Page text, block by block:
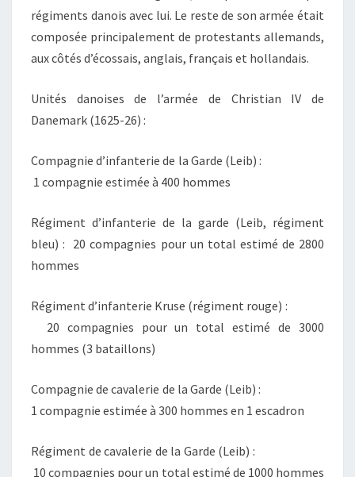
régiments danois avec lui. Le reste de son armée était
composée principalement de protestants allemands,
aux côtés d’écossais, anglais, français et hollandais.
Unités danoises de l’armée de Christian IV de
Danemark (1625-26) :
Compagnie d’infanterie de la Garde (Leib) :
1 compagnie estimée à 400 hommes
Régiment d’infanterie de la garde (Leib, régiment
bleu) : 20 compagnies pour un total estimé de 2800
hommes
Régiment d’infanterie Kruse (régiment rouge) :
20 compagnies pour un total estimé de 3000
hommes (3 bataillons)
Compagnie de cavalerie de la Garde (Leib) :
1 compagnie estimée à 300 hommes en 1 escadron
Régiment de cavalerie de la Garde (Leib) :
10 compagnies pour un total estimé de 1000 hommes